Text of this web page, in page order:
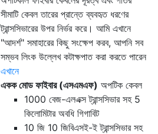
সীমাটি কেবল তারের প্রান্তে ব্যবহৃত ধরণের
ট্রান্সসিভারের উপর নির্ভর করে। আমি এখানে
"আদর্শ" সমাহারের কিছু সংক্ষেপ করব, আপনি সব
সম্ভব লিংক উল্লেখ কটাক্ষপাত করা করতে পারেন
এখানে
একক মোড ফাইবার (এসএমএফ) অপটিক কেবল
1000 বেজ-এলএক্স ট্রান্সসিভার সহ 5
কিলোমিটার অবধি গিগাবিট
10 জি 10 জিবিএসই-ই ট্রান্সসিভার সহ